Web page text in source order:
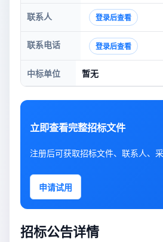
联系人 登录后查看
联系电话 登录后查看
中标单位 暂无
立即查看完整招标文件
注册后可获取招标文件、联系人、
申请试用
招标公告详情